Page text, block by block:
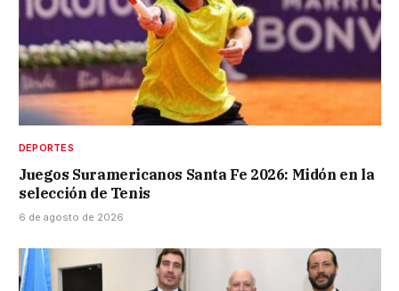
DEPORTES
Juegos Suramericanos Santa Fe 2026: Midón en la
selección de Tenis
6 de agosto de 2026